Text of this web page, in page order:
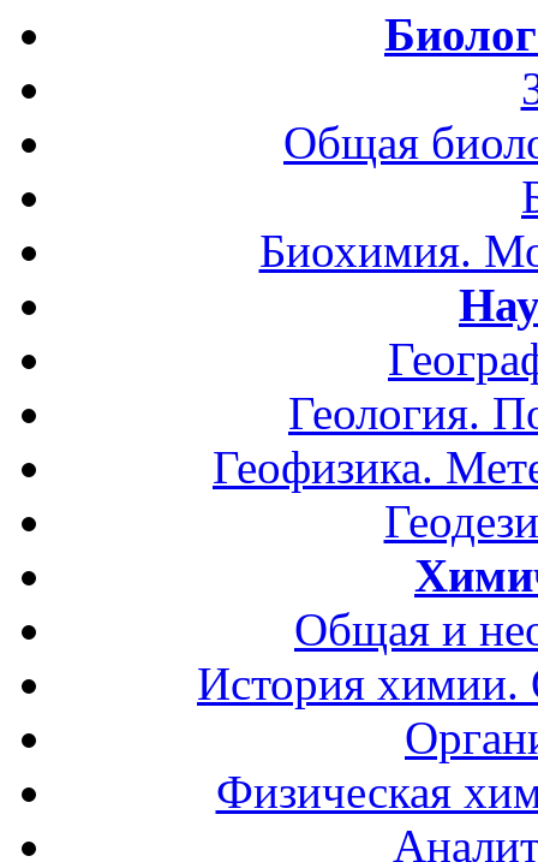
Общая
Биохимия.
Геология.
Геофизика.
Общая и
История
Физическая